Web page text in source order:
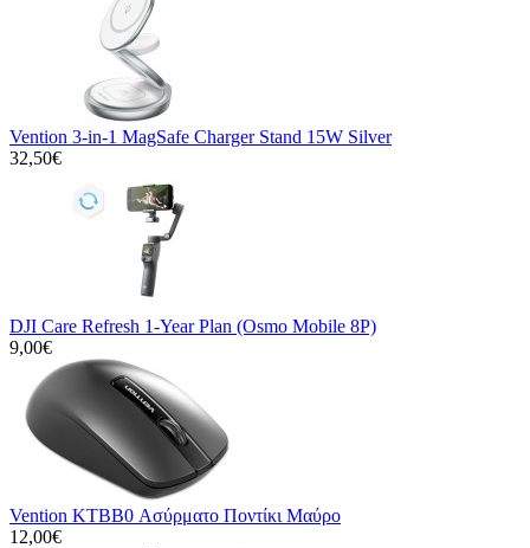
Vention 3-in-1 MagSafe Charger Stand 15W Silver
32,50€
DJI Care Refresh 1-Year Plan (Osmo Mobile 8P)
9,00€
Vention KTBB0 Ασύρματο Ποντίκι Μαύρο
12,00€